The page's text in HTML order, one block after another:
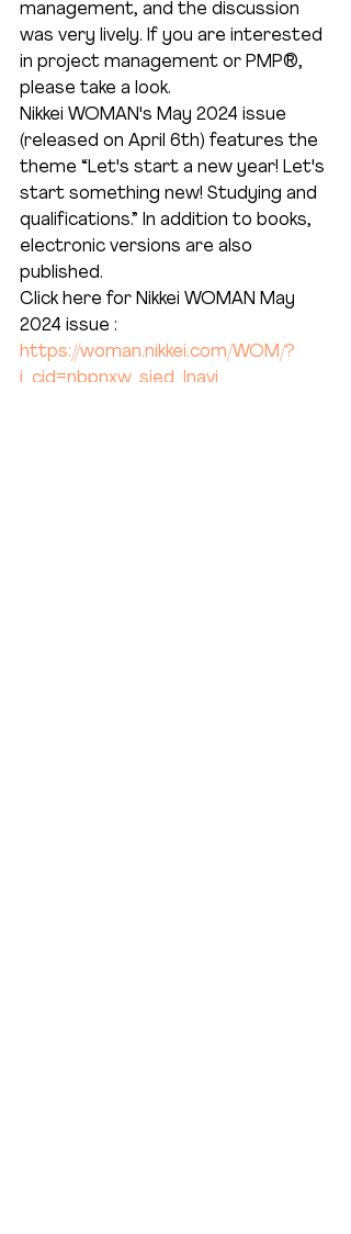
management, and the discussion
was very lively. If you are interested
in project management or PMP®,
please take a look.
Nikkei WOMAN's May 2024 issue
(released on April 6th) features the
theme “Let's start a new year! Let's
start something new! Studying and
qualifications.” In addition to books,
electronic versions are also
published.
Click here for Nikkei WOMAN May
2024 issue :
https://woman.nikkei.com/WOM/?
i_cid=nbpnxw_sied_lnavi